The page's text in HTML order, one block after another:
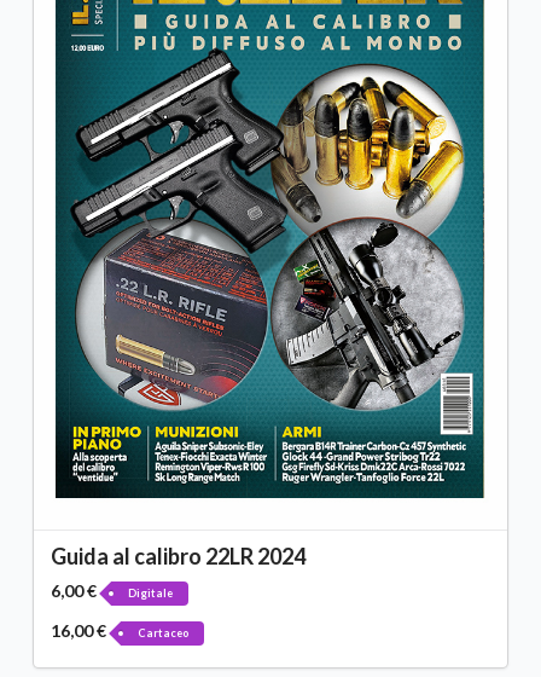
Guida al calibro 22LR 2024
6,00 € Digitale
16,00 € Cartaceo